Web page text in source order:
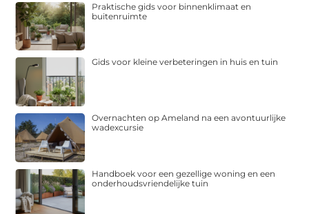
Praktische gids voor binnenklimaat en
buitenruimte
Gids voor kleine verbeteringen in huis en tuin
Overnachten op Ameland na een avontuurlijke
wadexcursie
Handboek voor een gezellige woning en een
onderhoudsvriendelijke tuin